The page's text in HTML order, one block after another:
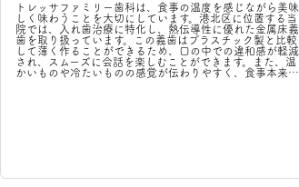
トレッサファミリー歯科は、食事の温度を感じながら美味
しく味わうことを大切にしています。港北区に位置する当
院では、入れ歯治療に特化し、熱伝導性に優れた金属床義
歯を取り扱っています。この義歯はプラスチック製と比較
して薄く作ることができるため、口の中での違和感が軽減
され、スムーズに会話を楽しむことができます。また、温
かいものや冷たいものの感覚が伝わりやすく、食事本来の